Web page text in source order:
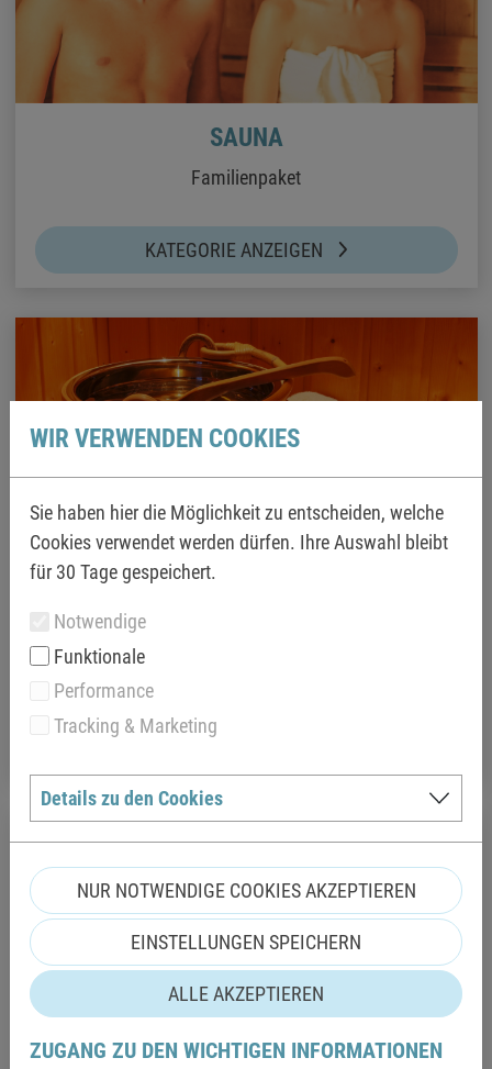
SAUNA
Familienpaket
KATEGORIE ANZEIGEN
LANGE SAUNANACHT
KATEGORIE ANZEIGEN
WIR VERWENDEN COOKIES
Sie haben hier die Möglichkeit zu entscheiden, welche
Cookies verwendet werden dürfen. Ihre Auswahl bleibt
für 30 Tage gespeichert.
Notwendige
Funktionale
Performance
Tracking & Marketing
Details zu den Cookies
NUR NOTWENDIGE COOKIES AKZEPTIEREN
EINSTELLUNGEN SPEICHERN
ALLE AKZEPTIEREN
ZUGANG ZU DEN WICHTIGEN INFORMATIONEN